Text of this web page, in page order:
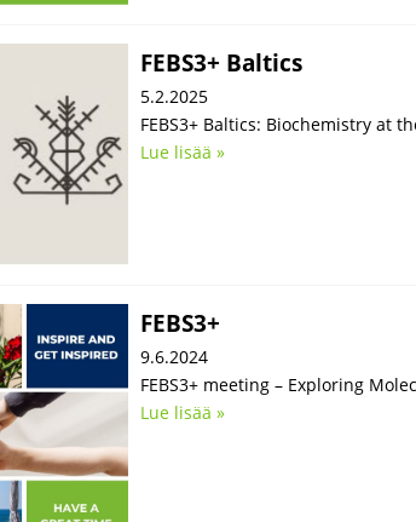
FEBS3+ Baltics
5.2.2025
FEBS3+ Baltics: Biochemistry at
Lue lisää »
FEBS3+
9.6.2024
FEBS3+ meeting – Exploring
Lue lisää »